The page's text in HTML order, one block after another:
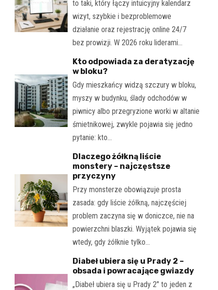
to taki, który łączy intuicyjny kalendarz
wizyt, szybkie i bezproblemowe
działanie oraz rejestrację online 24/7
bez prowizji. W 2026 roku liderami…
Kto odpowiada za deratyzację
w bloku?
Gdy mieszkańcy widzą szczury w bloku,
myszy w budynku, ślady odchodów w
piwnicy albo przegryzione worki w altanie
śmietnikowej, zwykle pojawia się jedno
pytanie: kto…
Dlaczego żółkną liście
monstery – najczęstsze
przyczyny
Przy monsterze obowiązuje prosta
zasada: gdy liście żółkną, najczęściej
problem zaczyna się w doniczce, nie na
powierzchni blaszki. Wyjątek pojawia się
wtedy, gdy żółknie tylko…
Diabeł ubiera się u Prady 2 –
obsada i powracające gwiazdy
„Diabeł ubiera się u Prady 2" to jeden z